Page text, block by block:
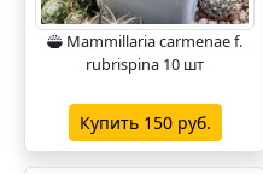
Mammillaria carmenae f.
rubrispina 10 шт
Купить 150 руб.